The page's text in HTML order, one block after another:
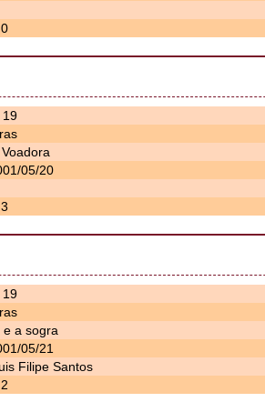
0
19
05/20
3
19
e a sogra
05/21
Filipe Santos
2